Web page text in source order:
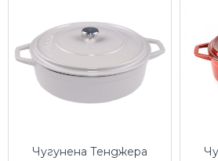
Чугунена Тенджера